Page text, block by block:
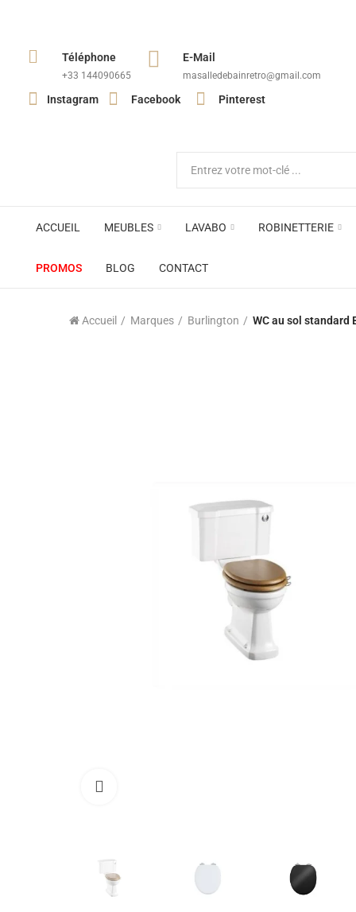
Téléphone
+33 144090665​
E-Mail
masalledebainretro@gmail.com
Instagram Facebook Pinterest
ACCUEIL MEUBLES LAVABO ROBINETTERIE
PROMOS BLOG CONTACT
Accueil Marques Burlington WC au sol standard